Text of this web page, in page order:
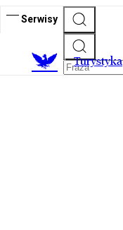
Serwisy
Turystyka